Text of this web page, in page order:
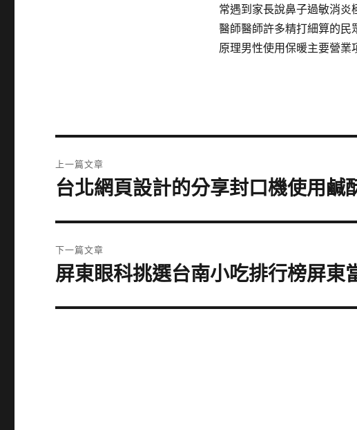
常遇到家長說鼻子過敏消
醫師醫師許多精打細算的民
原理男性使用保暖主要營業
章
上一篇文章
上
篇
文
章:
台北網頁設計的分享封口機使用
下一篇文章
下
篇
屏東眼科挑選台南小吃排行榜屏東